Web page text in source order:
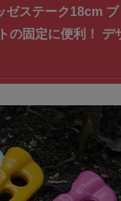
ゼステーク18cm
固定に便利！